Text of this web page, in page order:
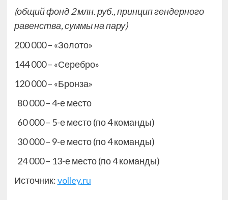
(общий фонд 2 млн. руб., принцип гендерного
равенства, суммы на пару)
200 000 – «Золото»
144 000 – «Серебро»
120 000 – «Бронза»
80 000 – 4-е место
60 000 – 5-е место (по 4 команды)
30 000 – 9-е место (по 4 команды)
24 000 – 13-е место (по 4 команды)
Источник:volley.ru